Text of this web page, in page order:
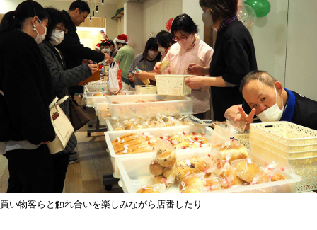
買い物客らと触れ合いを楽しみながら店番したり